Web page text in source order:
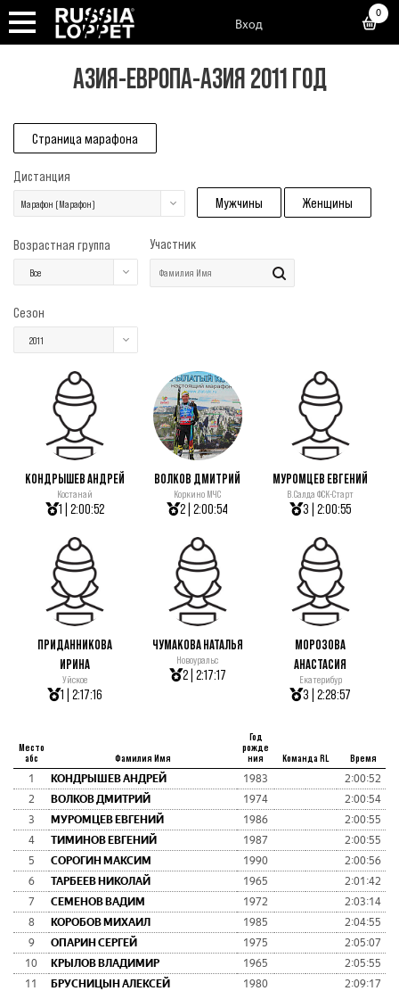
Вход
0
АЗИЯ-ЕВРОПА-АЗИЯ 2011 ГОД
Страница марафона
Дистанция
Марафон (Марафон) Мужчины Женщины
Возрастная группа
Все
Участник
Сезон
2011
КОНДРЫШЕВ АНДРЕЙ
Костанай
1 | 2:00:52
ВОЛКОВ ДМИТРИЙ
Коркино МЧС
2 | 2:00:54
МУРОМЦЕВ ЕВГЕНИЙ
В.Салда ФСК-Старт
3 | 2:00:55
ПРИДАННИКОВА
ИРИНА
Уйское
1 | 2:17:16
ЧУМАКОВА НАТАЛЬЯ
Новоуральс
2 | 2:17:17
МОРОЗОВА
АНАСТАСИЯ
Екатерибур
3 | 2:28:57
Место
абс
Фамилия Имя
Год
рожде
ния
Команда RL Время
1 КОНДРЫШЕВ АНДРЕЙ 1983 2:00:52
2
ВОЛКОВ ДМИТРИЙ 1974 2:00:54
3
МУРОМЦЕВ ЕВГЕНИЙ 1986 2:00:55
4
ТИМИНОВ ЕВГЕНИЙ 1987 2:00:55
5
СОРОГИН МАКСИМ 1990 2:00:56
6
ТАРБЕЕВ НИКОЛАЙ 1965 2:01:42
7
СЕМЕНОВ ВАДИМ 1972 2:03:14
8
КОРОБОВ МИХАИЛ 1985 2:04:55
9
ОПАРИН СЕРГЕЙ 1975 2:05:07
10
КРЫЛОВ ВЛАДИМИР 1965 2:05:55
11
БРУСНИЦЫН АЛЕКСЕЙ 1980 2:09:17